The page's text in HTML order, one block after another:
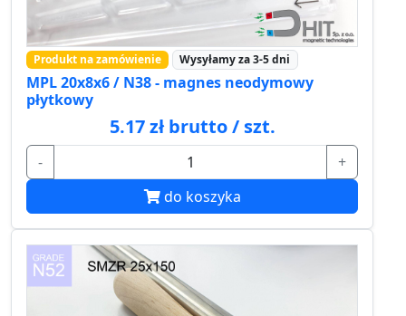
Produkt na zamówienie Wysyłamy za 3-5 dni
MPL 20x8x6 / N38 - magnes neodymowy
płytkowy
5.17 zł brutto / szt.
-
+
do koszyka